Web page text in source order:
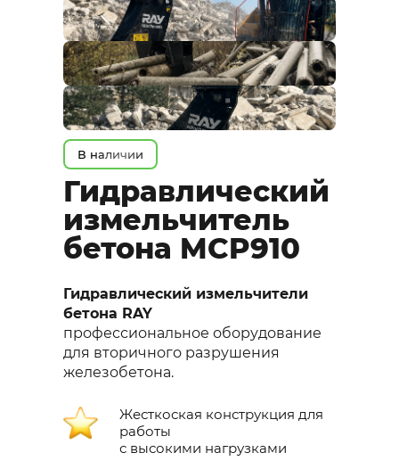
В наличии
Гидравлический
измельчитель
бетона MCP910
Гидравлический измельчители
бетона RAY
профессиональное оборудование
для вторичного разрушения
железобетона.
Жесткоская конструкция для
работы
с высокими нагрузками